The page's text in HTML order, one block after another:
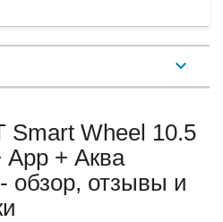
Smart Wheel 10.5
+ Аква
обзор, отзывы и